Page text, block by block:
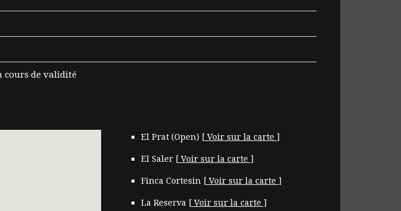
cours de validité
El Prat (Open) [Voir sur la carte ]
El Saler [Voir sur la carte ]
Finca Cortesin [Voir sur la carte ]
La Reserva [Voir sur la carte ]